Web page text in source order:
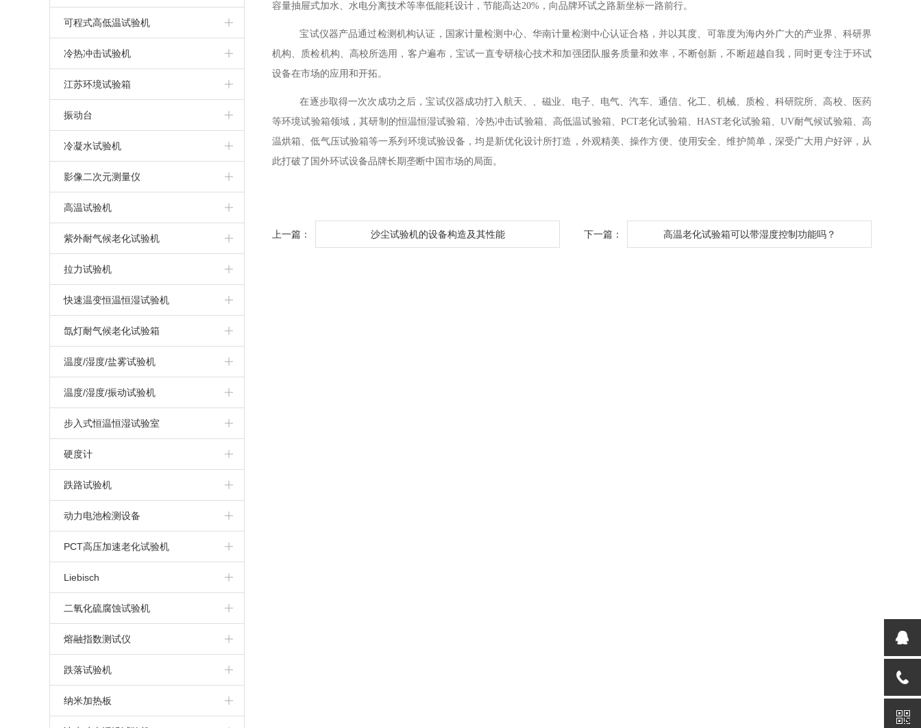
干热型盐雾腐蚀试验箱
触摸屏盐雾腐蚀试验箱
无水型盐雾腐蚀试验箱
PP盐雾腐蚀试验箱
触摸屏盐雾试验机
客车淋雨试验室
IPX9K高温高压淋雨试验机
IPX7/8加压浸水试验机
IPX5/6强喷水淋雨试验机
IPX3/4摆管式淋雨试验机
IPX1/2滴水式淋雨试验机
恒定湿热试验箱
上海恒温恒湿试验箱
恒温恒湿试验机
可程式沙尘试验箱
可程式高低温试验机
高低温试验机
上海高低温试验箱
冷热冲击试验机
高低温冲击试验机
两箱高低温冲击试验箱
冷热冲击试验机
三箱高低温冲击试验箱
两箱冷热冲击试验箱
三箱冷热冲击试验箱
江苏环境试验箱
振动台
振动试验系统
汽车模拟运输振动台
冷凝水试验机
冷凝水试验箱
影像二次元测量仪
高温试验机
高温试验箱（机）
紫外耐气候老化试验机
拉力试验机
万能材料拉力试验机
高温/高低温拉力试验机
快速温变恒温恒湿试验机
快速温变试验箱（非线性）
快速温变试验箱（线性）
氙灯耐气候老化试验箱
氙灯耐气候试验箱
温度/湿度/盐雾试验机
循环腐蚀试验箱
温度/湿度/振动试验机
步入式恒温恒湿试验室
步入式高温房
硬度计
布氏硬度计
维氏硬度计
洛氏硬度计
里氏硬度计
跌路试验机
动力电池检测设备
动力电池针刺挤压一体机
电池高空低气压模拟试验机
电池重物冲击试验机
动力电池针刺试验机
动力电池挤压试验机
PCT高压加速老化试验机
Liebisch
二氧化硫腐蚀试验机
熔融指数测试仪
跌落试验机
纳米加热板
容量抽屉式加水、水电分离技术等率低能耗设计，节能高达20%，向品牌环试之路新坐标一路前行。
宝试仪器产品通过检测机构认证，国家计量检测中心、华南计量检测中心认证合格，并以其度、可靠度为海内外广大的产业界、科研界
机构、质检机构、高校所选用，客户遍布，宝试一直专研核心技术和加强团队服务质量和效率，不断创新，不断超越自我，同时更专注于环试
设备在市场的应用和开拓。
在逐步取得一次次成功之后，宝试仪器成功打入航天、、磁业、电子、电气、汽车、通信、化工、机械、质检、科研院所、高校、医药
等环境试验箱领域，其研制的恒温恒湿试验箱、冷热冲击试验箱、高低温试验箱、PCT老化试验箱、HAST老化试验箱、UV耐气候试验箱、高
温烘箱、低气压试验箱等一系列环境试验设备，均是新优化设计所打造，外观精美、操作方便、使用安全、维护简单，深受广大用户好评，从
此打破了国外环试设备品牌长期垄断中国市场的局面。
上一篇： 沙尘试验机的设备构造及其性能 下一篇： 高温老化试验箱可以带湿度控制功能吗？